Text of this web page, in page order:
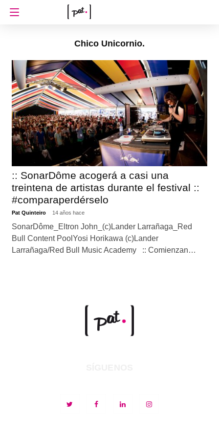
Chico Unicornio.
:: SonarDôme acogerá a casi una
treintena de artistas durante el festival ::
#comparaperdérselo
Pat Quinteiro 14 años hace
SonarDôme_Eltron John_(c)Lander Larrañaga_Red
Bull Content PoolYosi Horikawa (c)Lander
Larrañaga/Red Bull Music Academy :: Comienzan…